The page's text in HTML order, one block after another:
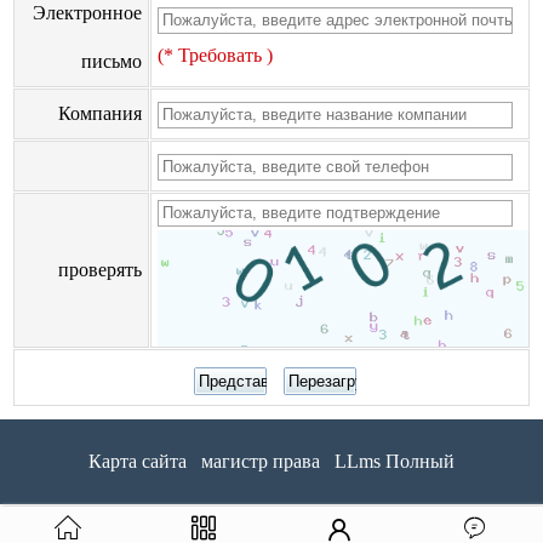
Электронное
письмо (* Требовать )
Компания
проверять
Карта сайта магистр права LLms Полный